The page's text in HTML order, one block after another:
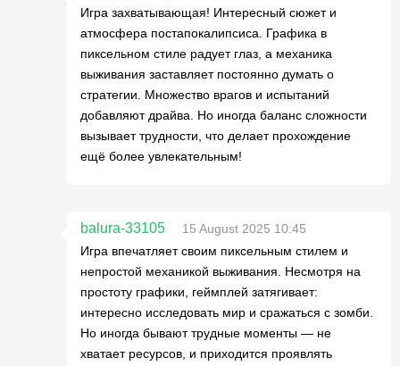
Игра захватывающая! Интересный сюжет и
атмосфера постапокалипсиса. Графика в
пиксельном стиле радует глаз, а механика
выживания заставляет постоянно думать о
стратегии. Множество врагов и испытаний
добавляют драйва. Но иногда баланс сложности
вызывает трудности, что делает прохождение
ещё более увлекательным!
balura-33105
15 August 2025 10:45
Игра впечатляет своим пиксельным стилем и
непростой механикой выживания. Несмотря на
простоту графики, геймплей затягивает:
интересно исследовать мир и сражаться с зомби.
Но иногда бывают трудные моменты — не
хватает ресурсов, и приходится проявлять